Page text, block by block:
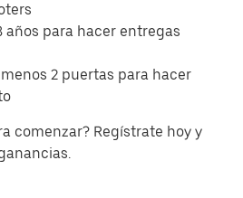
años para hacer entregas
2 puertas para hacer
comenzar? Regístrate hoy y